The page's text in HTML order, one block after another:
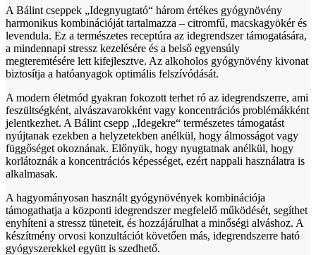
mennyiség
A Bálint cseppek „Idegnyugtató“ három értékes gyógynövény
harmonikus kombinációját tartalmazza – citromfű, macskagyökér és
levendula. Ez a természetes receptúra az idegrendszer támogatására,
a mindennapi stressz kezelésére és a belső egyensúly
megteremtésére lett kifejlesztve. Az alkoholos gyógynövény kivonat
biztosítja a hatóanyagok optimális felszívódását.
A modern életmód gyakran fokozott terhet ró az idegrendszerre, ami
feszültségként, alvászavarokként vagy koncentrációs problémákként
jelentkezhet. A Bálint csepp „Idegekre“ természetes támogatást
nyújtanak ezekben a helyzetekben anélkül, hogy álmosságot vagy
függőséget okoznának. Előnyük, hogy nyugtatnak anélkül, hogy
korlátoznák a koncentrációs képességet, ezért nappali használatra is
alkalmasak.
A hagyományosan használt gyógynövények kombinációja
támogathatja a központi idegrendszer megfelelő működését, segíthet
enyhíteni a stressz tüneteit, és hozzájárulhat a minőségi alváshoz. A
készítmény orvosi konzultációt követően más, idegrendszerre ható
gyógyszerekkel együtt is szedhető.